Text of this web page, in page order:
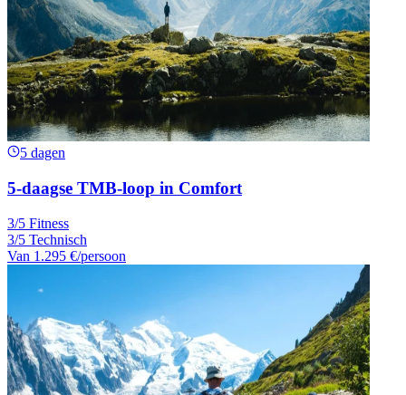
5 dagen
5-daagse TMB-loop in Comfort
3/5 Fitness
3/5 Technisch
Van 1.295 €/persoon